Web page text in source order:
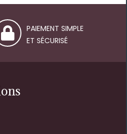
PAIEMENT SIMPLE
ET SÉCURISÉ